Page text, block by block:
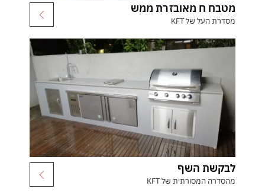
מטבח ח מאובזרת ממש
מסדרת העל של KFT
לבקשת השף
מהסדרה המסורתית של KFT